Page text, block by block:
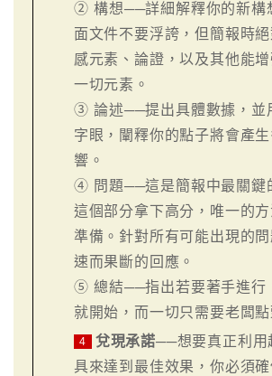
② 構想──詳細解釋你的新構
面文件不要浮誇，但簡報時
感元素、論證，以及其他能
一切元素。
③ 論述──提出具體數據，並
字眼，闡釋你的點子將會產
響。
④ 問題──這是簡報中最關鍵
這個部分拿下高分，唯一的
準備。針對所有可能出現的
速而果斷的回應。
⑤ 總結──指出若要著手進行
就開始，而一切只需要老闆點
4 兌現承諾──想要真正利用
具來達到最佳效果，你必須